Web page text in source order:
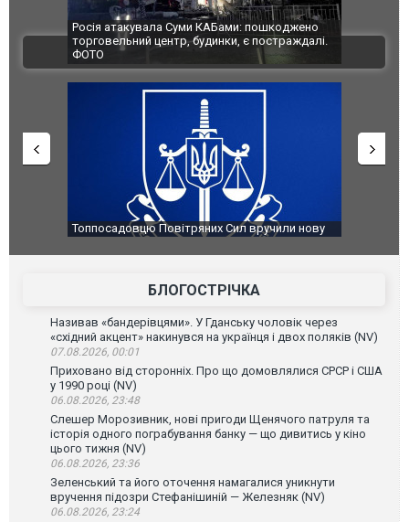
Українські надзвичайники врятували козуленя
під час ліквідації масштабної лісової пожежі у
Франції
СБУ за
Болгарії
ВІДЕО
Сили оборони уразили Ярославський НПЗ:
атаку. ВІДЕО
Неймар
БЛОГОСТРІЧКА
Називав «бандерівцями». У Гданську чоловік через
«східний акцент» накинувся на українця і двох поляків (NV)
07.08.2026, 00:01
Приховано від сторонніх. Про що домовлялися СРСР і США
у 1990 році (NV)
06.08.2026, 23:48
Слешер Морозивник, нові пригоди Щенячого патруля та
історія одного пограбування банку — що дивитись у кіно
цього тижня (NV)
06.08.2026, 23:36
Зеленський та його оточення намагалися уникнути
вручення підозри Стефанішиній — Железняк (NV)
06.08.2026, 23:24